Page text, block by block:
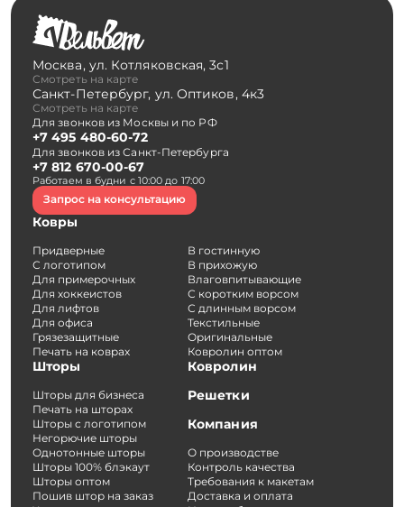
Москва, ул. Котляковская, 3с1
Смотреть на карте
Санкт-Петербург, ул. Оптиков, 4к3
Смотреть на карте
Для звонков из Москвы и по РФ
+7 495 480-60-72
Для звонков из Санкт-Петербурга
+7 812 670-00-67
Работаем в будни с 10:00 до 17:00
Запрос на консультацию
Ковры
Придверные
С логотипом
Для примерочных
Для хоккеистов
Для лифтов
Для офиса
Грязезащитные
Печать на коврах
В гостинную
В прихожую
Влаговпитывающие
С коротким ворсом
С длинным ворсом
Текстильные
Оригинальные
Ковролин оптом
Шторы
Шторы для бизнеса
Печать на шторах
Шторы с логотипом
Негорючие шторы
Однотонные шторы
Шторы 100% блэкаут
Шторы оптом
Пошив штор на заказ
Ковролин
Решетки
Компания
О производстве
Контроль качества
Требования к макетам
Доставка и оплата